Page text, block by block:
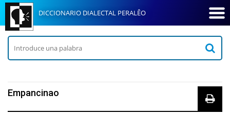
DICCIONARIO DIALECTAL PERALÊO
Empancinao